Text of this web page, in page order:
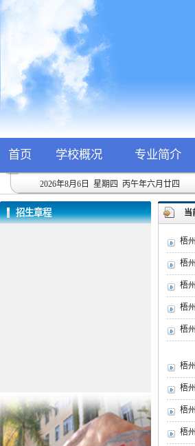
首页 学校概况 专业简介
2026年8月6日 星期四 丙午年六月廿四
招生章程 当
梧
梧
梧
梧
梧
梧
梧
梧
梧